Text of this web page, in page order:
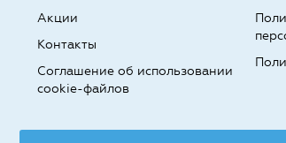
Акции
Контакты
Соглашение об использовании
cookie-файлов